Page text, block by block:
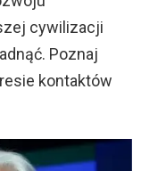
cywilizacji
Poznaj
kontaktów